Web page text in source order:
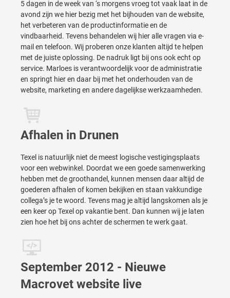
5 dagen in de week van ‘s morgens vroeg tot vaak laat in de
avond zijn we hier bezig met het bijhouden van de website,
het verbeteren van de productinformatie en de
vindbaarheid. Tevens behandelen wij hier alle vragen via e-
mail en telefoon. Wij proberen onze klanten altijd te helpen
met de juiste oplossing. De nadruk ligt bij ons ook echt op
service. Marloes is verantwoordelijk voor de administratie
en springt hier en daar bij met het onderhouden van de
website, marketing en andere dagelijkse werkzaamheden.
Afhalen in Drunen
Texel is natuurlijk niet de meest logische vestigingsplaats
voor een webwinkel. Doordat we een goede samenwerking
hebben met de groothandel, kunnen mensen daar altijd de
goederen afhalen of komen bekijken en staan vakkundige
collega’s je te woord. Tevens mag je altijd langskomen als je
een keer op Texel op vakantie bent. Dan kunnen wij je laten
zien hoe het bij ons achter de schermen te werk gaat.
September 2012 - Nieuwe
Macrovet website live